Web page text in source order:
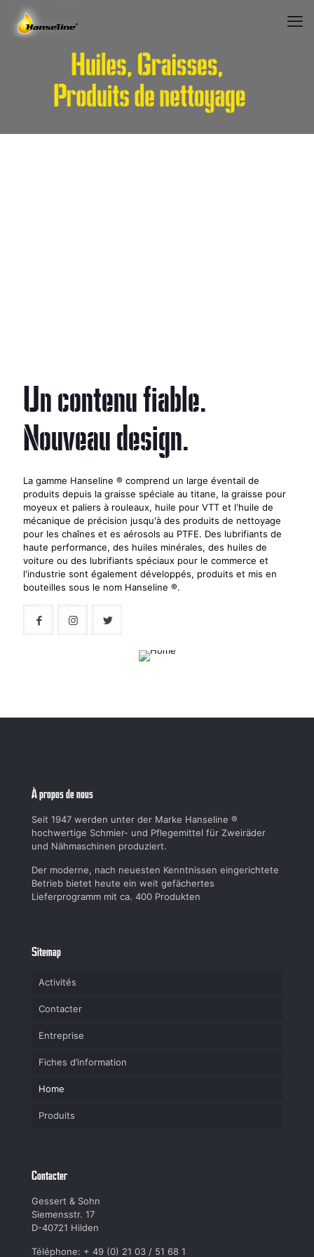
Un contenu fiable.
Nouveau design.
La gamme Hanseline ® comprend un large éventail de
produits depuis la graisse spéciale au titane, la graisse pour
moyeux et paliers à rouleaux, huile pour VTT et l'huile de
mécanique de précision jusqu'à des produits de nettoyage
pour les chaînes et es aérosols au PTFE. Des lubrifiants de
haute performance, des huiles minérales, des huiles de
voiture ou des lubrifiants spéciaux pour le commerce et
l'industrie sont également développés, produits et mis en
bouteilles sous le nom Hanseline ®.
À propos de nous
Seit 1947 werden unter der Marke Hanseline ®
hochwertige Schmier- und Pflegemittel für Zweiräder
und Nähmaschinen produziert.
Der moderne, nach neuesten Kenntnissen eingerichtete
Betrieb bietet heute ein weit gefächertes
Lieferprogramm mit ca. 400 Produkten
Sitemap
Activités
Contacter
Entreprise
Fiches d’information
Home
Produits
Contacter
Gessert & Sohn
Siemensstr. 17
D-40721 Hilden
Téléphone: + 49 (0) 21 03 / 51 68 1